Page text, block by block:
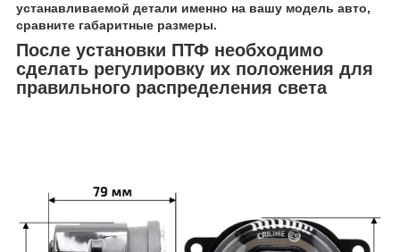
устанавливаемой детали именно на вашу модель авто,
сравните габаритные размеры.
После установки ПТФ необходимо
сделать регулировку их положения для
правильного распределения света